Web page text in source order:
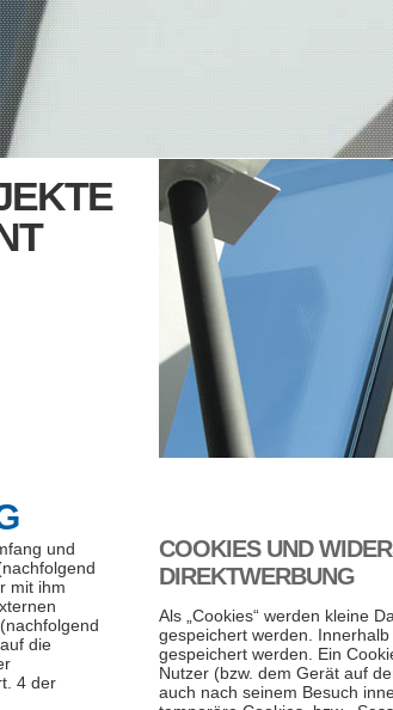
und
mit ihm
die
4 der
COOKIES UND
DIREKTWERBUNG
Als „Cookies“ werden kleine
gespeichert werden.
gespeichert werden. Ein
Nutzer (bzw. dem Gerät auf
auch nach seinem Besuch